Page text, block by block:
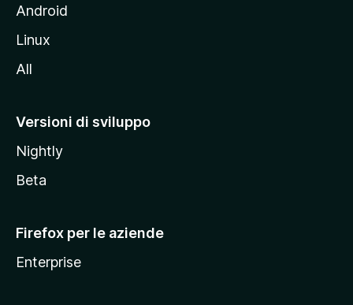
l
t
M
z
i
a
Android
Linux
All
Versioni di sviluppo
Nightly
Beta
Firefox per le aziende
Enterprise